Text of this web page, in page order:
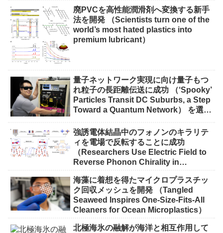
廃PVCを高性能潤滑剤へ変換する新手
法を開発 （Scientists turn one of the
world’s most hated plastics into
premium lubricant）
量子ネットワーク実現に向け量子もつ
れ粒子の長距離伝送に成功 （‘Spooky’
Particles Transit DC Suburbs, a Step
Toward a Quantum Network） を選択
れ粒子の長距離伝送に成功 （‘Spooky’
Particles Transit DC Suburbs, a Step
Toward a Quantum Network）
強誘電体結晶中のフォノンのキラリテ
ィを電場で反転することに成功
（Researchers Use Electric Field to
Reverse Phonon Chirality in
海藻に着想を得たマイクロプラスチッ
ク回収メッシュを開発 （Tangled
Seaweed Inspires One-Size-Fits-All
Cleaners for Ocean Microplastics）
北極海氷の融解が海洋と相互作用して